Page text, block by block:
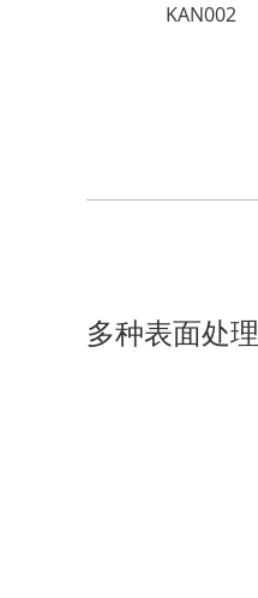
KAN002
多种表面处理